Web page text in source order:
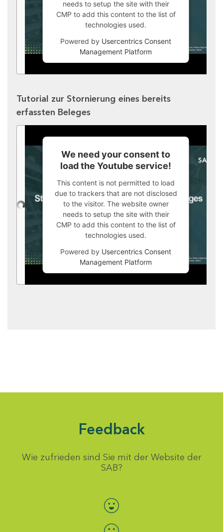
needs to setup the site with their
CMP to add this content to the list of
technologies used.
Powered by Usercentrics Consent
Management Platform
Tutorial zur Stornierung eines bereits
erfassten Beleges
We need your consent to
load the Youtube service!
This content is not permitted to load
due to trackers that are not disclosed
to the visitor. The website owner
needs to setup the site with their
CMP to add this content to the list of
technologies used.
Powered by Usercentrics Consent
Management Platform
Feedback
Wie zufrieden sind Sie mit der Website der
SAB?
Bewertung auswählen